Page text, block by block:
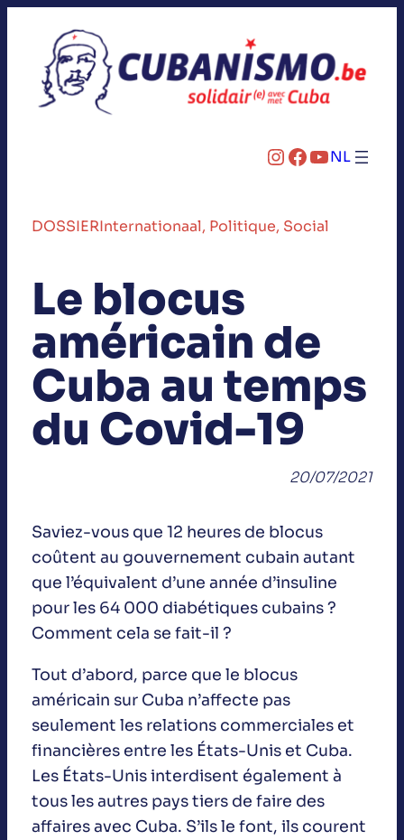
InstagramFacebook YouTube NL
DOSSIERInternationaal, Politique, Social
Le blocus
américain de
Cuba au temps
du Covid-19
20/07/2021
Saviez-vous que 12 heures de blocus
coûtent au gouvernement cubain autant
que l’équivalent d’une année d’insuline
pour les 64 000 diabétiques cubains ?
Comment cela se fait-il ?
Tout d’abord, parce que le blocus
américain sur Cuba n’affecte pas
seulement les relations commerciales et
financières entre les États-Unis et Cuba.
Les États-Unis interdisent également à
tous les autres pays tiers de faire des
affaires avec Cuba. S’ils le font, ils courent